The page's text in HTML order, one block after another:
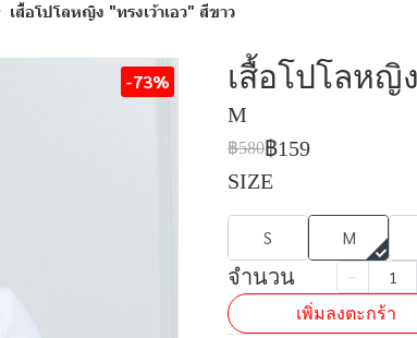
เสื้อโปโลหญิง "ทรงเว้าเอว" สีขาว
-73% เสื้อโปโลหญิ
M
฿580฿159
SIZE
S M
จำนวน
เพิ่มลงตะกร้า